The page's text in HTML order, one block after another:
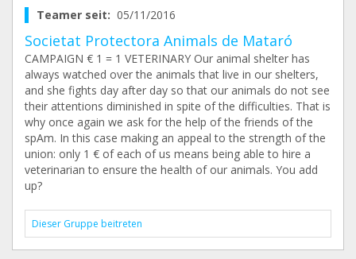
Teamer seit: 05/11/2016
Societat Protectora Animals de Mataró
CAMPAIGN € 1 = 1 VETERINARY Our animal shelter has
always watched over the animals that live in our shelters,
and she fights day after day so that our animals do not see
their attentions diminished in spite of the difficulties. That is
why once again we ask for the help of the friends of the
spAm. In this case making an appeal to the strength of the
union: only 1 € of each of us means being able to hire a
veterinarian to ensure the health of our animals. You add
up?
Dieser Gruppe beitreten